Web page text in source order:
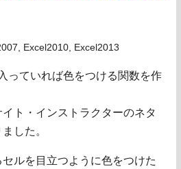
Excel2010, Excel2013
っていれば色をつける関数を作
ト・インストラクターのネタ
した。
ルを目立つように色をつけた